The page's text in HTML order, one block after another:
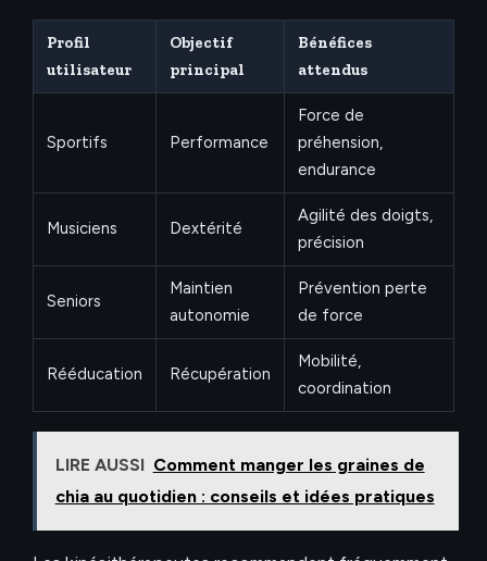
Profil
utilisateur
Objectif
principal
Bénéfices
attendus
Sportifs Performance
Force de
préhension,
endurance
Musiciens Dextérité
Agilité des doigts,
précision
Seniors
Maintien
autonomie
Prévention perte
de force
Rééducation Récupération
Mobilité,
coordination
LIRE AUSSI Comment manger les graines de
chia au quotidien : conseils et idées pratiques